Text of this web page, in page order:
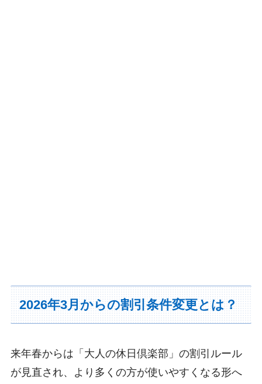
2026年3月からの割引条件変更とは？
来年春からは「大人の休日倶楽部」の割引ルール
が見直され、より多くの方が使いやすくなる形へ